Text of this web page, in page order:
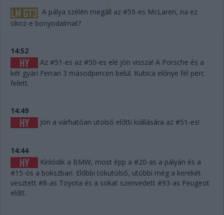
A pálya szélén megáll az #59-es McLaren, na ez
okoz-e bonyodalmat?
14:52
Az #51-es az #50-es elé jön vissza! A Porsche és a
két gyári Ferrari 3 másodpercen belül. Kubica előnye fél perc
felett.
14:49
Jön a várhatóan utolsó előtti kiállására az #51-es!
14:44
Kínlódik a BMW, most épp a #20-as a pályán és a
#15-ös a bokszban. Előbbi tökutolsó, utóbbi még a kerekét
vesztett #8-as Toyota és a sokat szenvedett #93-as Peugeot
előtt.